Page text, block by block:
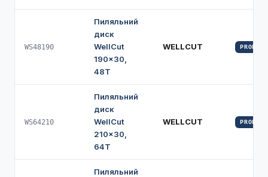
WS48190
Пиляльний
диск
WellCut
190×30,
48Т
WELLCUT PROFI
WS64210
Пиляльний
диск
WellCut
210×30,
64Т
WELLCUT PROFI
Пиляльний